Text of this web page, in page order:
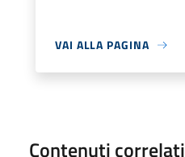
VAI ALLA PAGINA
Contenuti correlati